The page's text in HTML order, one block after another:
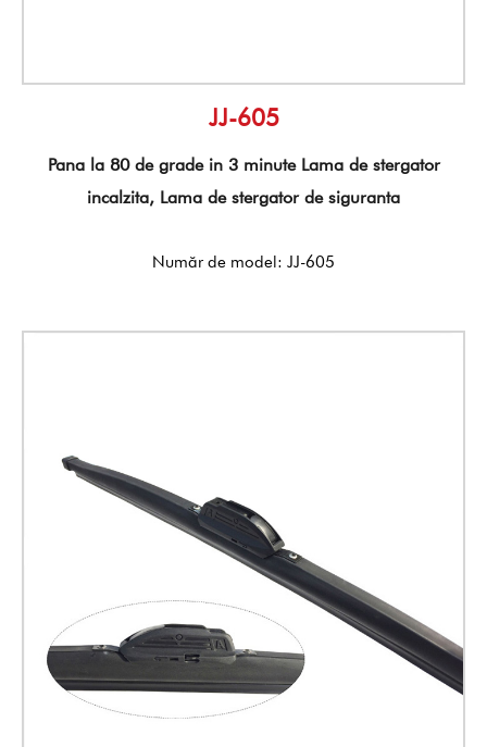
JJ-605
Pana la 80 de grade in 3 minute Lama de stergator
incalzita, Lama de stergator de siguranta
Număr de model: JJ-605